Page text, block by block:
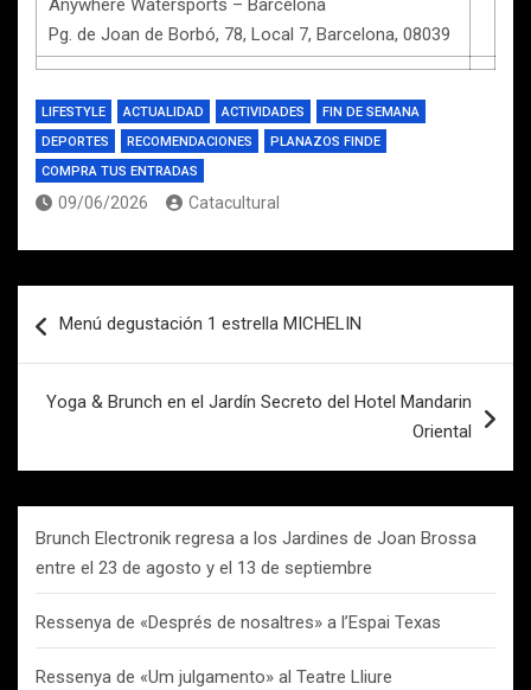
Anywhere Watersports – Barcelona
Pg. de Joan de Borbó, 78, Local 7, Barcelona, 08039
LIFESTYLE ACTUALIDAD ACTIVIDADES
FIN DE SEMANA
DEPORTES
RECOMENDACIONES
PLANAZOS FINDE
COMPRA TUS ENTRADAS
09/06/2026 Catacultural
de
Menú degustación 1 estrella MICHELIN
Yoga & Brunch en el Jardín Secreto del Hotel Mandarin
Oriental
Brunch Electronik regresa a los Jardines de Joan Brossa
entre el 23 de agosto y el 13 de septiembre
Ressenya de «Després de nosaltres» a l’Espai Texas
Ressenya de «Um julgamento» al Teatre Lliure